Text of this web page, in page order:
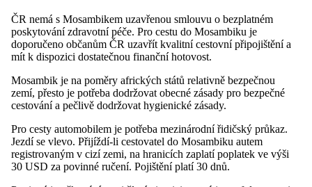
ČR nemá s Mosambikem uzavřenou smlouvu o bezplatném
poskytování zdravotní péče. Pro cestu do Mosambiku je
doporučeno občanům ČR uzavřít kvalitní cestovní připojištění a
mít k dispozici dostatečnou finanční hotovost.
Mosambik je na poměry afrických států relativně bezpečnou
zemí, přesto je potřeba dodržovat obecné zásady pro bezpečné
cestování a pečlivě dodržovat hygienické zásady.
Pro cesty automobilem je potřeba mezinárodní řidičský průkaz.
Jezdí se vlevo. Přijíždí-li cestovatel do Mosambiku autem
registrovaným v cizí zemi, na hranicích zaplatí poplatek ve výši
30 USD za povinné ručení. Pojištění platí 30 dnů.